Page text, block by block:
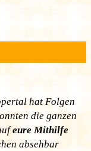
hat Folgen
die ganzen
eure Mithilfe
absehbar